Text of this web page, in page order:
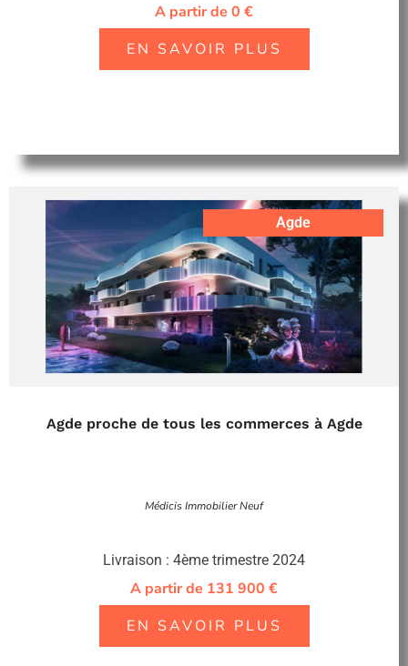
A partir de 0 €
EN SAVOIR PLUS
Agde
Agde proche de tous les commerces à Agde
Médicis Immobilier Neuf
Livraison : 4ème trimestre 2024
A partir de 131 900 €
EN SAVOIR PLUS